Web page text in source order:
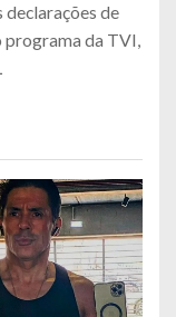
de
da TVI,